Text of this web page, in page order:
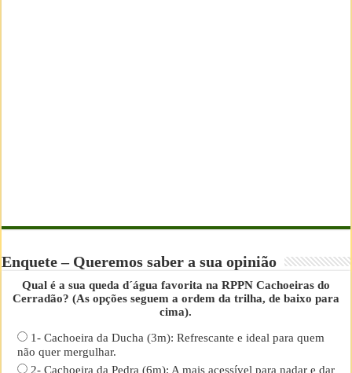
Enquete – Queremos saber a sua opinião
Qual é a sua queda d´água favorita na RPPN Cachoeiras do
Cerradão? (As opções seguem a ordem da trilha, de baixo para
cima).
1- Cachoeira da Ducha (3m): Refrescante e ideal para quem
não quer mergulhar.
2- Cachoeira da Pedra (6m): A mais acessível para nadar e dar